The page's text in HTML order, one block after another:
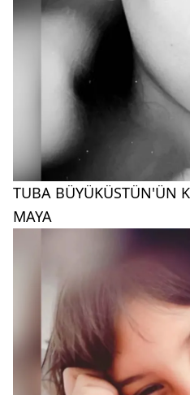
TUBA BÜYÜKÜSTÜN'ÜN
MAYA